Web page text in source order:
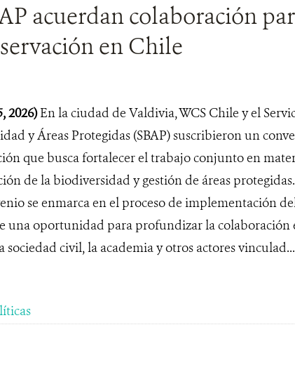
acuerdan colaboración
en Chile
2026)En la ciudad de Valdivia, WCS Chile y el
y Áreas Protegidas (SBAP) suscribieron un
que busca fortalecer el trabajo conjunto en
de la biodiversidad y gestión de áreas protegidas.
se enmarca en el proceso de implementación
una oportunidad para profundizar la colaboración
sociedad civil, la academia y otros actores vinculad...